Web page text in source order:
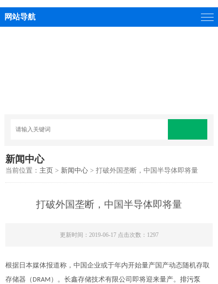
网站导航
新闻中心
当前位置： 主页 > 新闻中心 > 打破外国垄断，中国半导体即将量
打破外国垄断，中国半导体即将量
更新时间：2019-06-17 点击次数：1297
根据日本媒体报道称 ，中国企业或于年内开始量产国产动态随机存取
存储器（DRAM）。长鑫存储技术有限公司即将迎来量产。排污泵